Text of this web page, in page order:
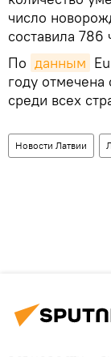
число
составила 786
По данным
году
среди всех
Новости Латвии